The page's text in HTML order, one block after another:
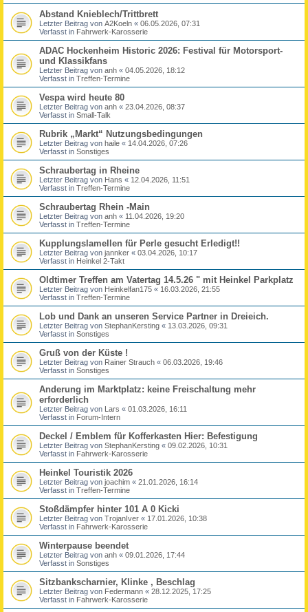
Abstand Knieblech/Trittbrett
Letzter Beitrag von A2Koeln « 06.05.2026, 07:31
Verfasst in Fahrwerk-Karosserie
ADAC Hockenheim Historic 2026: Festival für Motorsport-
und Klassikfans
Letzter Beitrag von anh « 04.05.2026, 18:12
Verfasst in Treffen-Termine
Vespa wird heute 80
Letzter Beitrag von anh « 23.04.2026, 08:37
Verfasst in Small-Talk
Rubrik „Markt“ Nutzungsbedingungen
Letzter Beitrag von haile « 14.04.2026, 07:26
Verfasst in Sonstiges
Schraubertag in Rheine
Letzter Beitrag von Hans « 12.04.2026, 11:51
Verfasst in Treffen-Termine
Schraubertag Rhein -Main
Letzter Beitrag von anh « 11.04.2026, 19:20
Verfasst in Treffen-Termine
Kupplungslamellen für Perle gesucht Erledigt!!
Letzter Beitrag von jannker « 03.04.2026, 10:17
Verfasst in Heinkel 2-Takt
Oldtimer Treffen am Vatertag 14.5.26 " mit Heinkel Parkplatz
Letzter Beitrag von Heinkelfan175 « 16.03.2026, 21:55
Verfasst in Treffen-Termine
Lob und Dank an unseren Service Partner in Dreieich.
Letzter Beitrag von StephanKersting « 13.03.2026, 09:31
Verfasst in Sonstiges
Gruß von der Küste !
Letzter Beitrag von Rainer Strauch « 06.03.2026, 19:46
Verfasst in Sonstiges
Anderung im Marktplatz: keine Freischaltung mehr
erforderlich
Letzter Beitrag von Lars « 01.03.2026, 16:11
Verfasst in Forum-Intern
Deckel / Emblem für Kofferkasten Hier: Befestigung
Letzter Beitrag von StephanKersting « 09.02.2026, 10:31
Verfasst in Fahrwerk-Karosserie
Heinkel Touristik 2026
Letzter Beitrag von joachim « 21.01.2026, 16:14
Verfasst in Treffen-Termine
Stoßdämpfer hinter 101 A 0 Kicki
Letzter Beitrag von TrojanIver « 17.01.2026, 10:38
Verfasst in Fahrwerk-Karosserie
Winterpause beendet
Letzter Beitrag von anh « 09.01.2026, 17:44
Verfasst in Sonstiges
Sitzbankscharnier, Klinke , Beschlag
Letzter Beitrag von Federmann « 28.12.2025, 17:25
Verfasst in Fahrwerk-Karosserie